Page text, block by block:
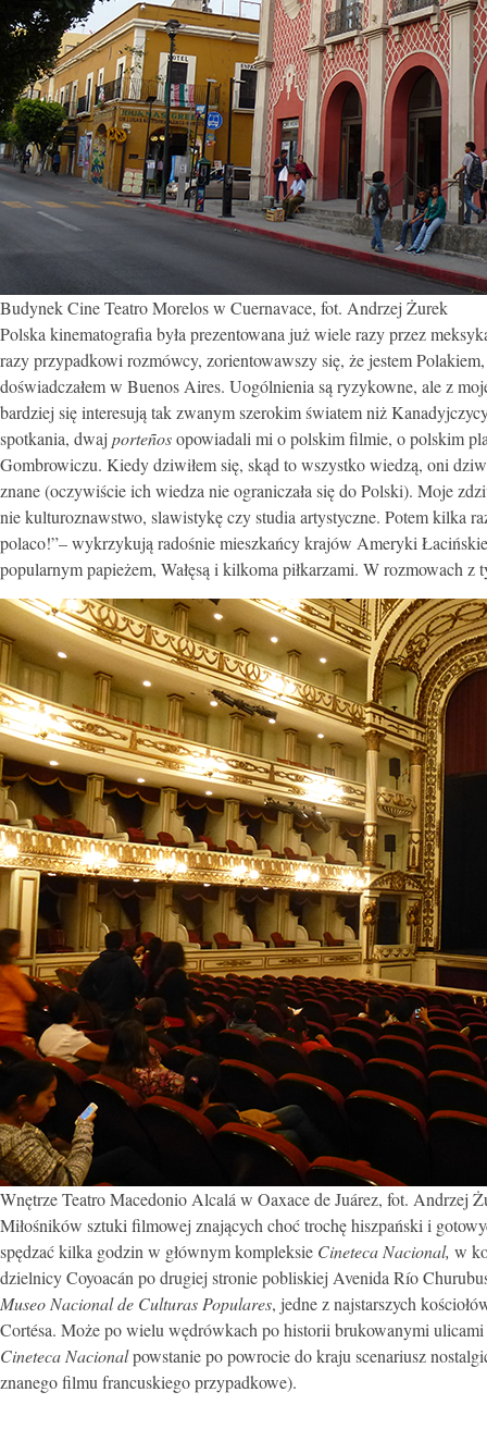
Budynek Cine Teatro Morelos w Cuernavace, fot. Andrzej Żurek
Polska kinematografia była prezentowana już wiele razy przez
razy przypadkowi rozmówcy, zorientowawszy się, że jestem
doświadczałem w Buenos Aires. Uogólnienia są ryzykowne, ale z
bardziej się interesują tak zwanym szerokim światem niż
spotkania, dwaj porteñosopowiadali mi o polskim filmie, o polskim
Gombrowiczu. Kiedy dziwiłem się, skąd to wszystko wiedzą, oni
znane (oczywiście ich wiedza nie ograniczała się do Polski). Moje
nie kulturoznawstwo, slawistykę czy studia artystyczne. Potem kilka
polaco!”– wykrzykują radośnie mieszkańcy krajów Ameryki
popularnym papieżem, Wałęsą i kilkoma piłkarzami. W rozmowach
Wnętrze Teatro Macedonio Alcalá w Oaxace de Juárez, fot. Andrzej
Miłośników sztuki filmowej znających choć trochę hiszpański i
spędzać kilka godzin w głównym kompleksie Cineteca Nacional, w
dzielnicy Coyoacán po drugiej stronie pobliskiej Avenida Río
Museo Nacional de Culturas Populares, jedne z najstarszych
Cortésa. Może po wielu wędrówkach po historii brukowanymi
Cineteca Nacionalpowstanie po powrocie do kraju scenariusz
znanego filmu francuskiego przypadkowe).